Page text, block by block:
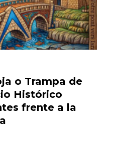
o Trampa de
Histórico
frente a la